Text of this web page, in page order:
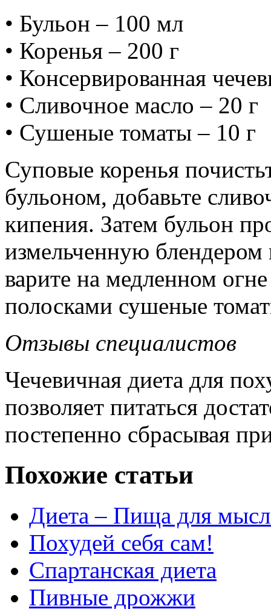
• Бульон – 100 мл
• Коренья – 200 г
• Консервированная
• Сливочное масло – 20 г
• Сушеные томаты – 10 г
Суповые коренья
бульоном, добавьте
кипения. Затем бульон
измельченную блендером
варите на медленном
полосками сушеные
Отзывы специалистов
Чечевичная диета для
позволяет питаться
постепенно сбрасывая
Похожие статьи
Диета – Пища для
Похудей себя сам!
Спартанская диета
Пивные дрожжи